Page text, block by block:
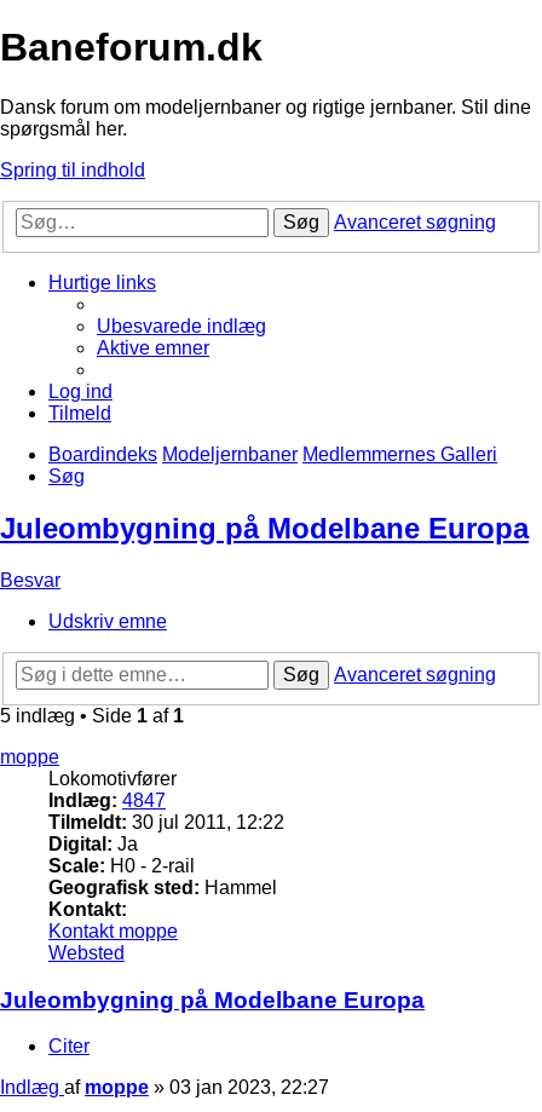
Baneforum.dk
Dansk forum om modeljernbaner og rigtige jernbaner. Stil dine
spørgsmål her.
Spring til indhold
Søg Avanceret søgning
Hurtige links
Ubesvarede indlæg
Aktive emner
Log ind
Tilmeld
Boardindeks Modeljernbaner Medlemmernes Galleri
Søg
Juleombygning på Modelbane Europa
Besvar
Udskriv emne
Søg
Avanceret søgning
5 indlæg • Side 1 af 1
moppe
Lokomotivfører
Indlæg: 4847
Tilmeldt: 30 jul 2011, 12:22
Digital: Ja
Scale: H0 - 2-rail
Geografisk sted: Hammel
Kontakt:
Kontakt moppe
Websted
Juleombygning på Modelbane Europa
Citer
Indlæg af moppe » 03 jan 2023, 22:27